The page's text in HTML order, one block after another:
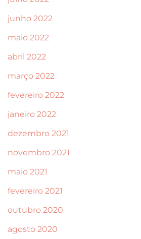
junho 2022
maio 2022
abril 2022
março 2022
fevereiro 2022
janeiro 2022
dezembro 2021
novembro 2021
maio 2021
fevereiro 2021
outubro 2020
agosto 2020